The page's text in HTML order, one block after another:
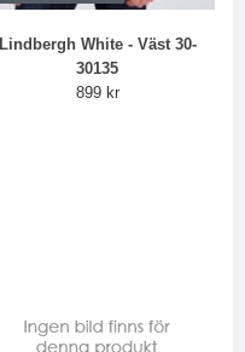
Lindbergh White - Väst 30-
30135
899 kr